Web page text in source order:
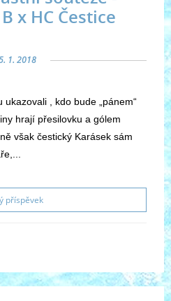
x HC Čestice
1. 2018
, kdo bude „pánem“
hrají přesilovku a gólem
však čestický Karásek sám
příspěvek